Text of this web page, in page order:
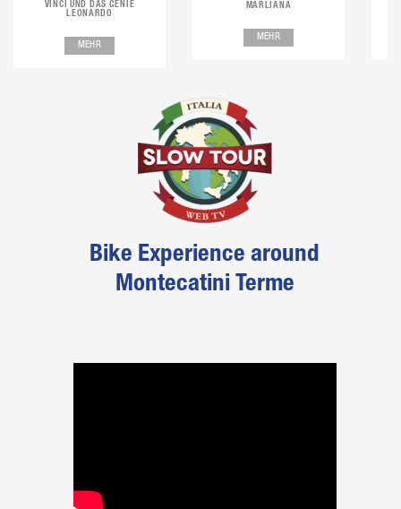
VINCI UND DAS GENIE
LEONARDO
MEHR
MARLIANA
MEHR
Bike Experience around
Montecatini Terme